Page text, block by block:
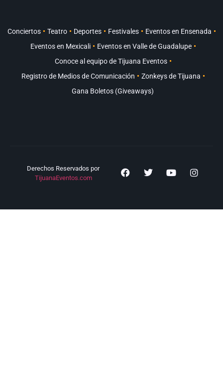
Conciertos Teatro Deportes Festivales
Eventos en Ensenada
Eventos en Mexicali
Eventos en Valle de Guadalupe
Conoce al equipo de Tijuana Eventos
Registro de Medios de Comunicación
Zonkeys de Tijuana
Gana Boletos (Giveaways)
Derechos Reservados por
TijuanaEventos.com